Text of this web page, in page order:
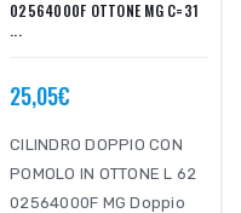
02564000F OTTONE MG C=31
...
25,05€
CILINDRO DOPPIO CON
POMOLO IN OTTONE L 62
02564000F MG Doppio